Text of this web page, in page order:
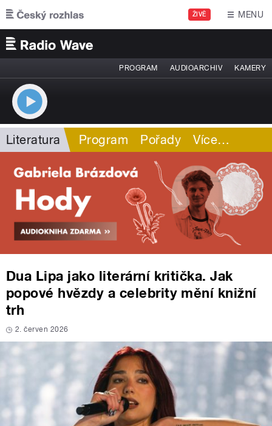
Přejít k hlavnímu obsahu
ŽIVĚ MENU
PROGRAM AUDIOARCHIV KAMERY
Literatura Program Pořady Více…
Dua Lipa jako literární kritička. Jak
popové hvězdy a celebrity mění knižní
trh
2. červen 2026